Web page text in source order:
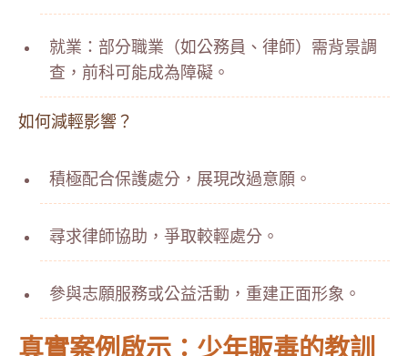
就業：部分職業（如公務員、律師）需背景調
查，前科可能成為障礙。
如何減輕影響？
積極配合保護處分，展現改過意願。
尋求律師協助，爭取較輕處分。
參與志願服務或公益活動，重建正面形象。
真實案例啟示：少年販毒的教訓